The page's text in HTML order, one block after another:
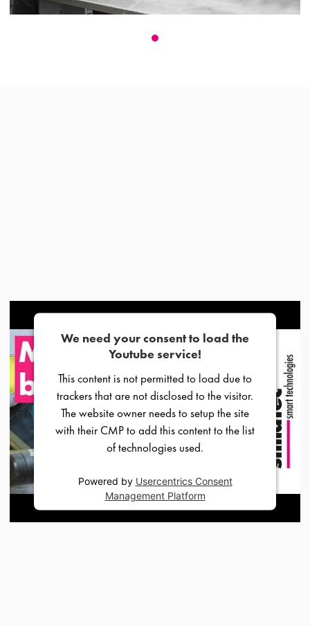
We need your consent to load the
Youtube service!
This content is not permitted to load due to
trackers that are not disclosed to the visitor.
The website owner needs to setup the site
with their CMP to add this content to the list
of technologies used.
Powered by Usercentrics Consent
Management Platform